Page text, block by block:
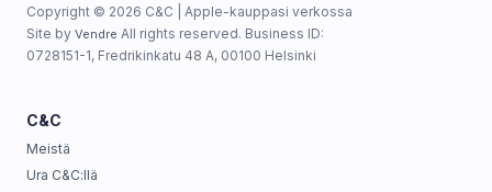
Copyright © 2026 C&C | Apple-kauppasi verkossa
Site by Vendre All rights reserved. Business ID:
0728151-1, Fredrikinkatu 48 A, 00100 Helsinki
C&C
Meistä
Ura C&C:llä